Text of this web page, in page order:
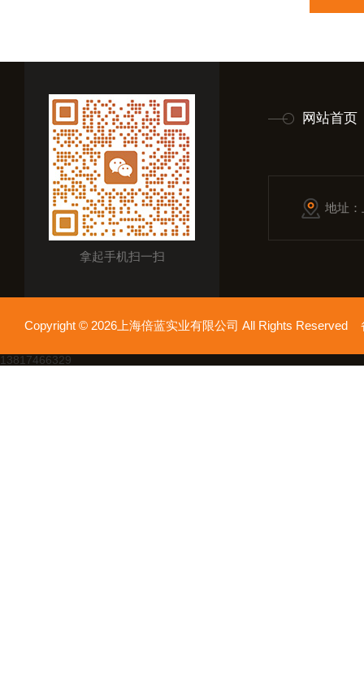
拿起手机扫一扫
网站首页
地址
Copyright © 2026上海倍蓝实业有限公司 All Rights Reserved
13817466329